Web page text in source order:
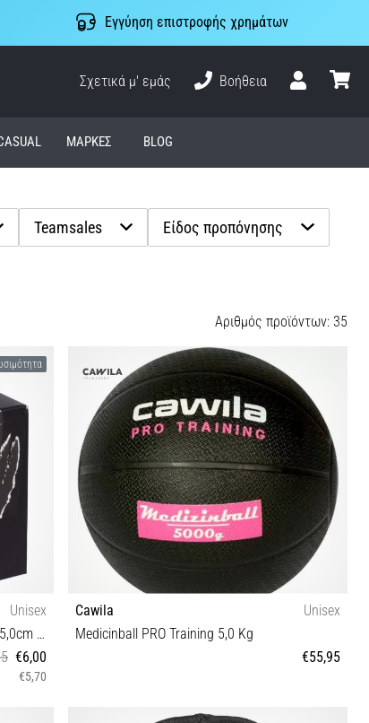
Εγγύηση επιστροφής χρημάτων
Σχετικά μ' εμάς
Βοήθεια
ΜΆΡΚΕΣ BLOG
Teamsales
Είδος προπόνησης
Αριθµός προϊόντων: 35
Unisex
Cawila SPORTSCARE Kinesiology Tape 5,0cm x 5m |
€6,00
€5,70
Cawila
Unisex
Medicinball PRO Training 5,0 Kg
€55,95